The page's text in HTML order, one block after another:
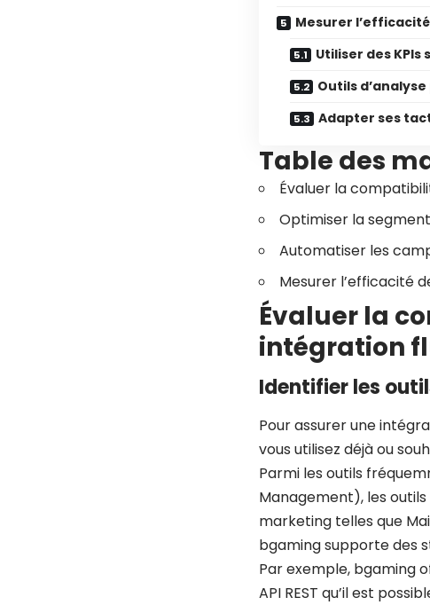
Mesurer
Utiliser des
Outils
Adapter ses
Table des
Évaluer la
Optimiser la
Automatiser les
Mesurer l’efficacité
Évaluer la
intégration
Identifier les
Pour assurer une
vous utilisez déjà ou
Parmi les outils
Management), les
marketing telles que
bgaming supporte des
Par exemple, bgaming
API REST qu’il est